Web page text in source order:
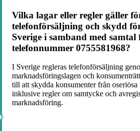
Vilka lagar eller regler gäller
telefonförsäljning och skydd
Sverige i samband med samtal
telefonnummer 0755581968?
I Sverige regleras telefonförsäljning
marknadsföringslagen och
till att skydda konsumenter från oseriösa
inklusive regler om samtycke och
marknadsföring.